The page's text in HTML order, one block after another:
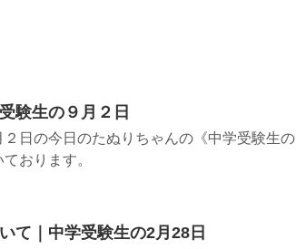
験生の９月２日
日の今日のたぬりちゃんの《中学受験生の
おります。
て｜中学受験生の2月28日